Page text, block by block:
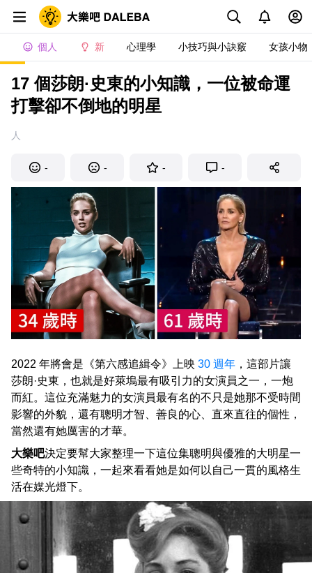
個人 新 心理學 小技巧與小訣竅 女孩小物
17 個莎朗·史東的小知識，一位被命運
打擊卻不倒地的明星
人
- - - -
2022 年將會是《第六感追緝令》上映 30 週年 ，這部片讓
莎朗·史東，也就是好萊塢最有吸引力的女演員之一，一炮
而紅。這位充滿魅力的女演員最有名的不只是她那不受時間
影響的外貌，還有聰明才智、善良的心、直來直往的個性，
當然還有她厲害的才華。
大樂吧決定要幫大家整理一下這位集聰明與優雅的大明星一
些奇特的小知識，一起來看看她是如何以自己一貫的風格生
活在媒光燈下。